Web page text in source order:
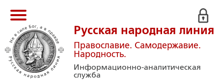
Русская народная линия
Православие. Самодержавие.
Народность.
Информационно-аналитическая
служба